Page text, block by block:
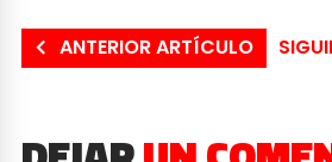
ANTERIOR ARTÍCULO